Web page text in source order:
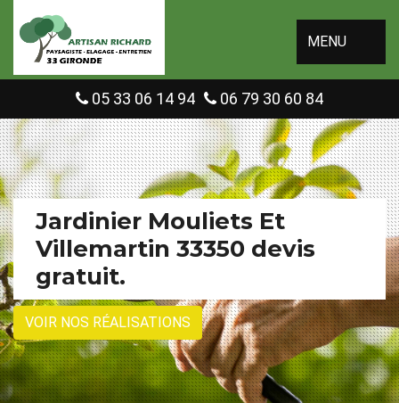
MENU
05 33 06 14 94 06 79 30 60 84
Jardinier Mouliets Et
Villemartin 33350 devis
gratuit.
VOIR NOS RÉALISATIONS